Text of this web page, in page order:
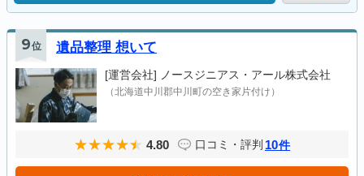
9位 遺品整理 想いて
[運営会社] ノースジニアス・アール株式会社
（北海道中川郡中川町の空き家片付け）
4.80 口コミ・評判 10件